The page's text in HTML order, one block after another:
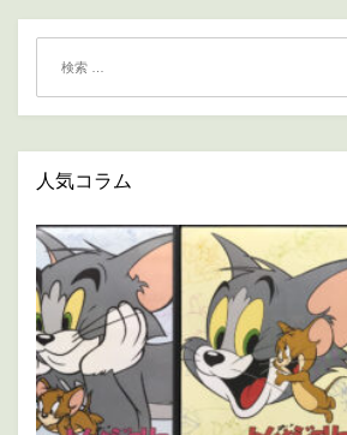
ン
人気コラム